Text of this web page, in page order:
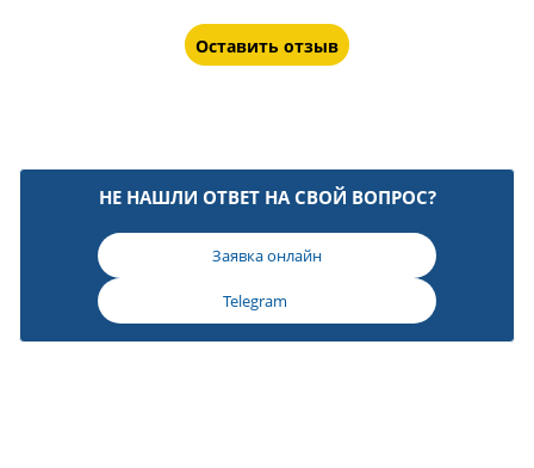
Оставить отзыв
НЕ НАШЛИ ОТВЕТ НА СВОЙ ВОПРОС?
Заявка онлайн
Telegram